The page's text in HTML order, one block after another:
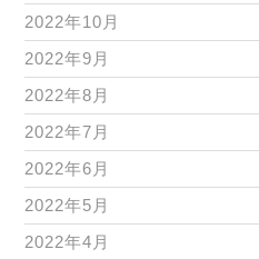
2022年10月
2022年9月
2022年8月
2022年7月
2022年6月
2022年5月
2022年4月